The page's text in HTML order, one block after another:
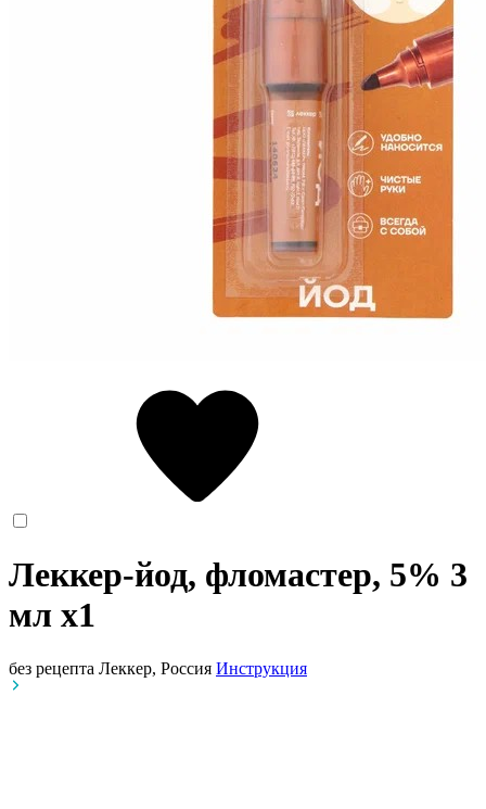
Леккер-йод, фломастер, 5% 3
мл x1
без рецепта Леккер, Россия Инструкция